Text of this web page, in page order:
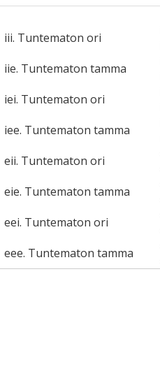
iii. Tuntematon ori
iie. Tuntematon tamma
iei. Tuntematon ori
iee. Tuntematon tamma
eii. Tuntematon ori
eie. Tuntematon tamma
eei. Tuntematon ori
eee. Tuntematon tamma